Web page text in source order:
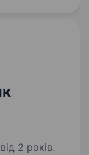
2 років.